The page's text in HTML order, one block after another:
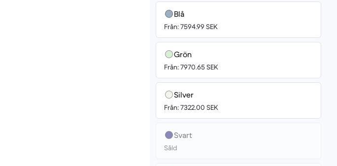
Blå
Från: 7594.99 SEK
Grön
Från: 7970.65 SEK
Silver
Från: 7322.00 SEK
Svart
Såld